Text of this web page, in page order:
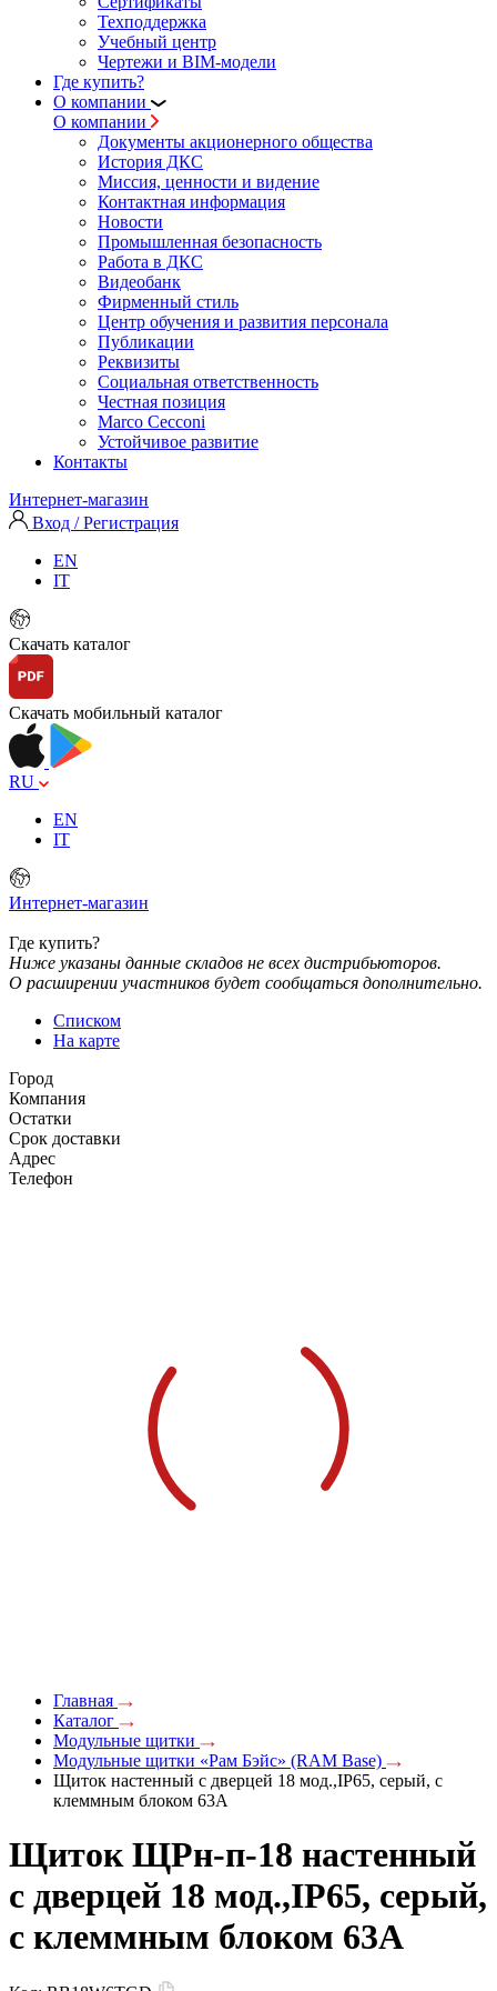
Техподдержка
Учебный центр
Чертежи и BIM-модели
Где купить?
О компании
О компании
Документы акционерного общества
История ДКС
Миссия, ценности и видение
Контактная информация
Новости
Промышленная безопасность
Работа в ДКС
Видеобанк
Фирменный стиль
Центр обучения и развития персонала
Публикации
Реквизиты
Социальная ответственность
Честная позиция
Marco Cecconi
Устойчивое развитие
Контакты
Интернет-магазин
Вход / Регистрация
EN
IT
Скачать каталог
Скачать мобильный каталог
RU
EN
IT
Интернет-магазин
Где купить?
Ниже указаны данные складов не всех дистрибьюторов.
О расширении участников будет сообщаться дополнительно.
Списком
На карте
Город
Компания
Остатки
Срок доставки
Адрес
Телефон
Главная
Каталог
Модульные щитки
Модульные щитки «Рам Бэйс» (RAM Base)
Щиток настенный с дверцей 18 мод.,IP65, серый, с
клеммным блоком 63А
Щиток ЩРн-п-18 настенный
с дверцей 18 мод.,IP65, серый,
с клеммным блоком 63А